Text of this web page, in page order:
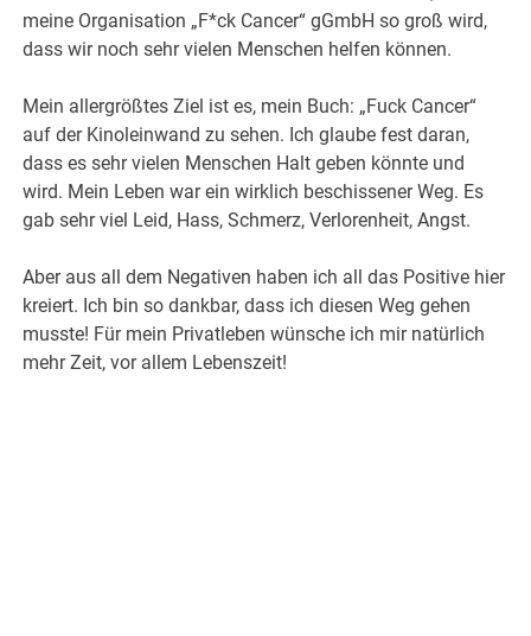
meine Organisation „F*ck Cancer“ gGmbH so groß wird,
dass wir noch sehr vielen Menschen helfen können.
Mein allergrößtes Ziel ist es, mein Buch: „Fuck Cancer“
auf der Kinoleinwand zu sehen. Ich glaube fest daran,
dass es sehr vielen Menschen Halt geben könnte und
wird. Mein Leben war ein wirklich beschissener Weg. Es
gab sehr viel Leid, Hass, Schmerz, Verlorenheit, Angst.
Aber aus all dem Negativen haben ich all das Positive hier
kreiert. Ich bin so dankbar, dass ich diesen Weg gehen
musste! Für mein Privatleben wünsche ich mir natürlich
mehr Zeit, vor allem Lebenszeit!